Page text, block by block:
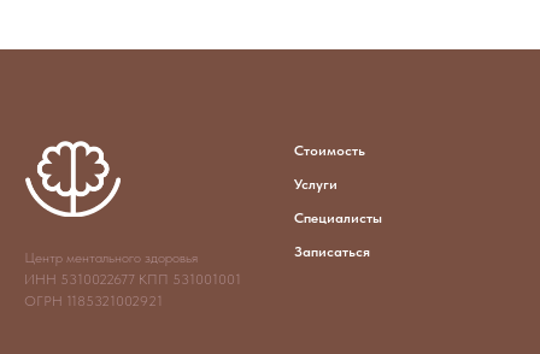
Центр ментального здоровья
ИНН 5310022677 КПП 531001001
ОГРН 1185321002921
Стоимость
Услуги
Специалисты
Записаться